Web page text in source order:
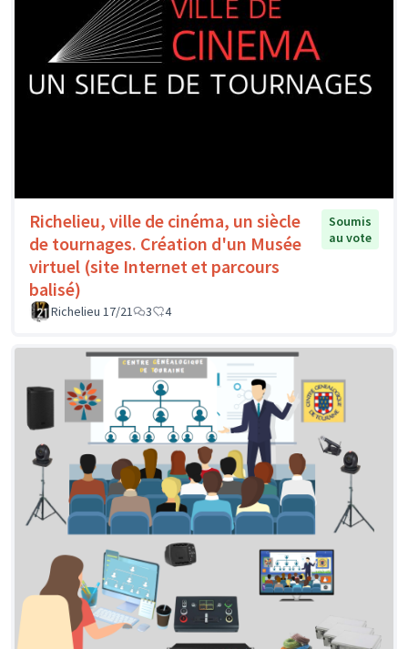
Richelieu, ville de cinéma, un siècle
de tournages. Création d'un Musée
virtuel (site Internet et parcours
balisé)
Soumis
au vote
Richelieu 17/21 3 4